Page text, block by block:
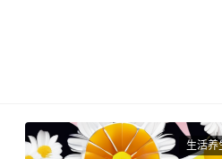
生活养